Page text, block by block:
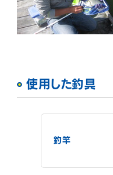
使用した釣具
釣竿